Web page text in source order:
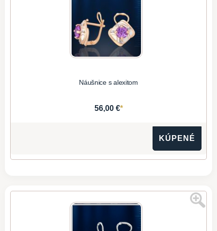
Náušnice s alexitom
56,00 €*
KÚPENÉ